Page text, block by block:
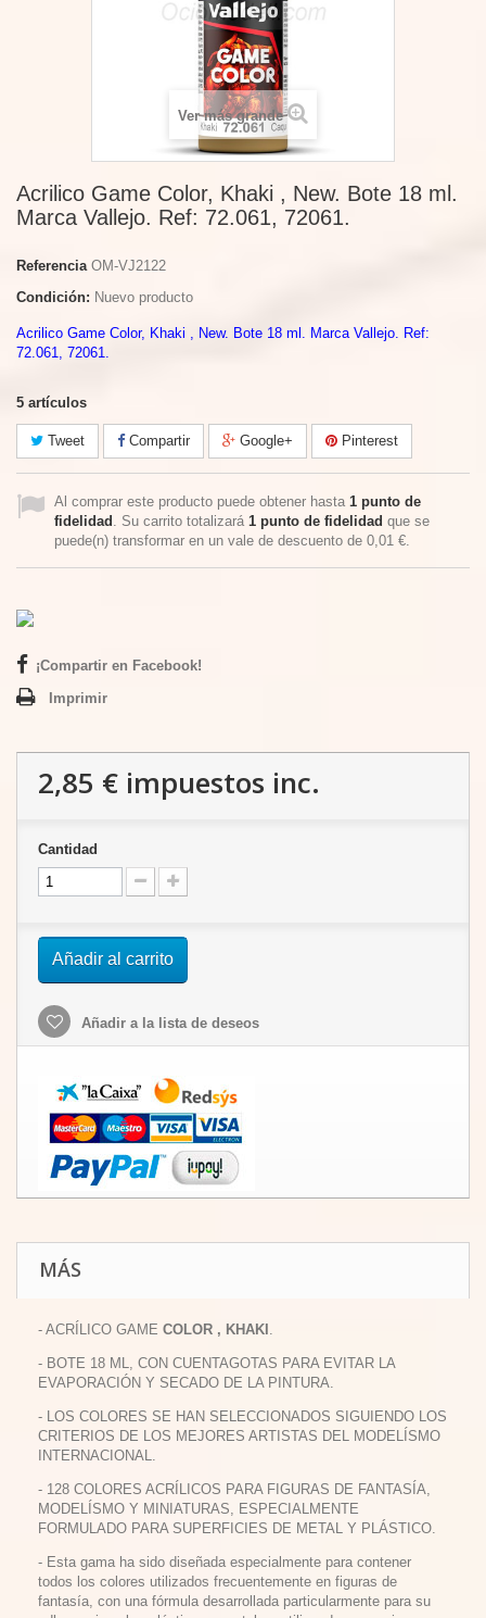
Ver más grande
Acrilico Game Color, Khaki , New. Bote 18 ml.
Marca Vallejo. Ref: 72.061, 72061.
Referencia OM-VJ2122
Condición: Nuevo producto
Acrilico Game Color, Khaki , New. Bote 18 ml. Marca Vallejo. Ref:
72.061, 72061.
5 artículos
Tweet Compartir Google+ Pinterest
Al comprar este producto puede obtener hasta 1 punto de
fidelidad . Su carrito totalizará 1 punto de fidelidad que se
puede(n) transformar en un vale de descuento de 0,01 €.
¡Compartir en Facebook!
Imprimir
2,85 € impuestos inc.
Cantidad
Añadir al carrito
Añadir a la lista de deseos
MÁS
- ACRÍLICO GAME COLOR , KHAKI .
- BOTE 18 ML, CON CUENTAGOTAS PARA EVITAR LA
EVAPORACIÓN Y SECADO DE LA PINTURA.
- LOS COLORES SE HAN SELECCIONADOS SIGUIENDO LOS
CRITERIOS DE LOS MEJORES ARTISTAS DEL MODELÍSMO
INTERNACIONAL.
- 128 COLORES ACRÍLICOS PARA FIGURAS DE FANTASÍA,
MODELÍSMO Y MINIATURAS, ESPECIALMENTE
FORMULADO PARA SUPERFICIES DE METAL Y PLÁSTICO.
- Esta gama ha sido diseñada especialmente para contener
todos los colores utilizados frecuentemente en figuras de
fantasía, con una fórmula desarrollada particularmente para su